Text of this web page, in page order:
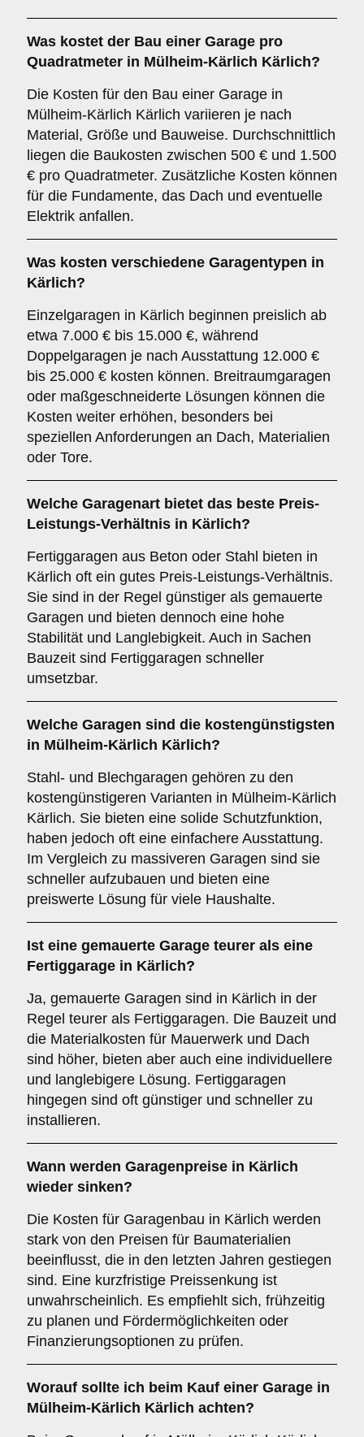
Was kostet der Bau einer Garage pro
Quadratmeter in Mülheim-Kärlich Kärlich?
Die Kosten für den Bau einer Garage in
Mülheim-Kärlich Kärlich variieren je nach
Material, Größe und Bauweise. Durchschnittlich
liegen die Baukosten zwischen 500 € und 1.500
€ pro Quadratmeter. Zusätzliche Kosten können
für die Fundamente, das Dach und eventuelle
Elektrik anfallen.
Was kosten verschiedene Garagentypen in
Kärlich?
Einzelgaragen in Kärlich beginnen preislich ab
etwa 7.000 € bis 15.000 €, während
Doppelgaragen je nach Ausstattung 12.000 €
bis 25.000 € kosten können. Breitraumgaragen
oder maßgeschneiderte Lösungen können die
Kosten weiter erhöhen, besonders bei
speziellen Anforderungen an Dach, Materialien
oder Tore.
Welche Garagenart bietet das beste Preis-
Leistungs-Verhältnis in Kärlich?
Fertiggaragen aus Beton oder Stahl bieten in
Kärlich oft ein gutes Preis-Leistungs-Verhältnis.
Sie sind in der Regel günstiger als gemauerte
Garagen und bieten dennoch eine hohe
Stabilität und Langlebigkeit. Auch in Sachen
Bauzeit sind Fertiggaragen schneller
umsetzbar.
Welche Garagen sind die kostengünstigsten
in Mülheim-Kärlich Kärlich?
Stahl- und Blechgaragen gehören zu den
kostengünstigeren Varianten in Mülheim-Kärlich
Kärlich. Sie bieten eine solide Schutzfunktion,
haben jedoch oft eine einfachere Ausstattung.
Im Vergleich zu massiveren Garagen sind sie
schneller aufzubauen und bieten eine
preiswerte Lösung für viele Haushalte.
Ist eine gemauerte Garage teurer als eine
Fertiggarage in Kärlich?
Ja, gemauerte Garagen sind in Kärlich in der
Regel teurer als Fertiggaragen. Die Bauzeit und
die Materialkosten für Mauerwerk und Dach
sind höher, bieten aber auch eine individuellere
und langlebigere Lösung. Fertiggaragen
hingegen sind oft günstiger und schneller zu
installieren.
Wann werden Garagenpreise in Kärlich
wieder sinken?
Die Kosten für Garagenbau in Kärlich werden
stark von den Preisen für Baumaterialien
beeinflusst, die in den letzten Jahren gestiegen
sind. Eine kurzfristige Preissenkung ist
unwahrscheinlich. Es empfiehlt sich, frühzeitig
zu planen und Fördermöglichkeiten oder
Finanzierungsoptionen zu prüfen.
Worauf sollte ich beim Kauf einer Garage in
Mülheim-Kärlich Kärlich achten?